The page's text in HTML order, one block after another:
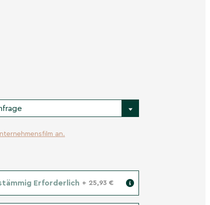
an.
Erforderlich + 25,93 €